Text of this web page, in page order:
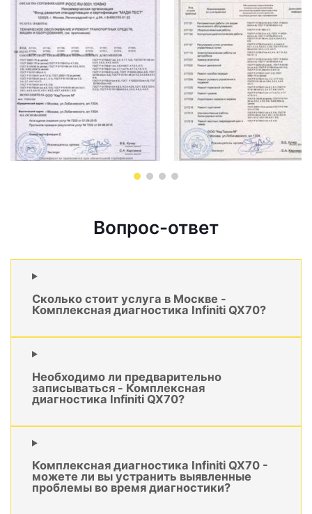
Вопрос-ответ
Сколько стоит услуга в Москве -
Комплексная диагностика Infiniti QX70?
Необходимо ли предварительно
записываться - Комплексная
диагностика Infiniti QX70?
Комплексная диагностика Infiniti QX70 -
можете ли вы устранить выявленные
проблемы во время диагностики?